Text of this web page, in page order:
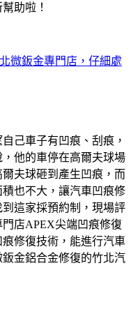
助啦！
微鈑金專門店，仔細處
己車子有凹痕、刮痕，
他的車停在高爾夫球場
夫球砸到產生凹痕，而
也不大，讓汽車凹痕修
這家採預約制，現場評
店APEX尖端凹痕修復
修復技術，能進行汽車
金鋁合金修復的竹北汽